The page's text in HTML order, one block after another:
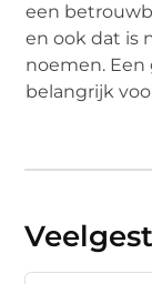
een
en ook dat is
noemen.
belangrijk